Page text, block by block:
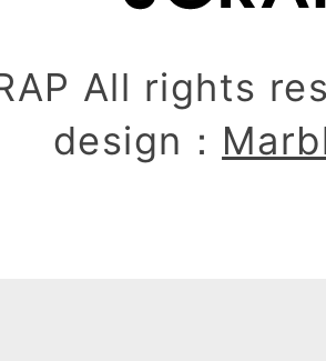
All rights
design：